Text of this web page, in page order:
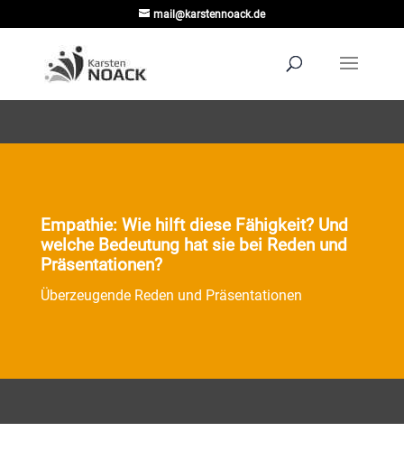
mail@karstennoack.de
Empathie: Wie hilft diese Fähigkeit? Und
welche Bedeutung hat sie bei Reden und
Präsentationen?
Überzeugende Reden und Präsentationen